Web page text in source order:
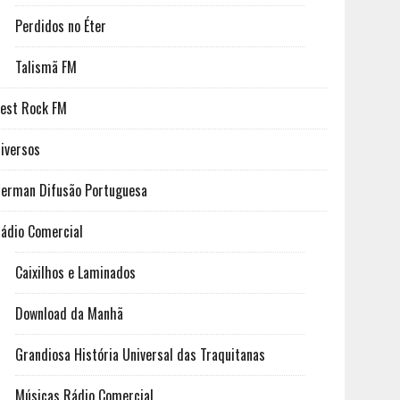
Perdidos no Éter
Talismã FM
Rock FM
Difusão Portuguesa
Comercial
Caixilhos e Laminados
Download da Manhã
Grandiosa História Universal das Traquitanas